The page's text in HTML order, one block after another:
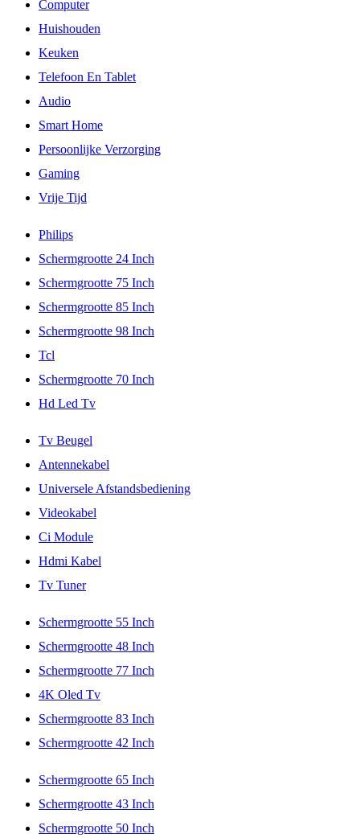
Computer
Huishouden
Keuken
Telefoon En Tablet
Audio
Smart Home
Persoonlijke Verzorging
Gaming
Vrije Tijd
Philips
Schermgrootte 24 Inch
Schermgrootte 75 Inch
Schermgrootte 85 Inch
Schermgrootte 98 Inch
Tcl
Schermgrootte 70 Inch
Hd Led Tv
Tv Beugel
Antennekabel
Universele Afstandsbediening
Videokabel
Ci Module
Hdmi Kabel
Tv Tuner
Schermgrootte 55 Inch
Schermgrootte 48 Inch
Schermgrootte 77 Inch
4K Oled Tv
Schermgrootte 83 Inch
Schermgrootte 42 Inch
Schermgrootte 65 Inch
Schermgrootte 43 Inch
Schermgrootte 50 Inch